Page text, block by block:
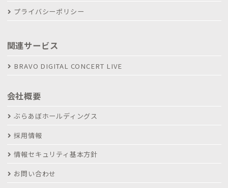
プライバシーポリシー
関連サービス
BRAVO DIGITAL CONCERT LIVE
会社概要
ぶらあぼホールディングス
採用情報
情報セキュリティ基本方針
お問い合わせ